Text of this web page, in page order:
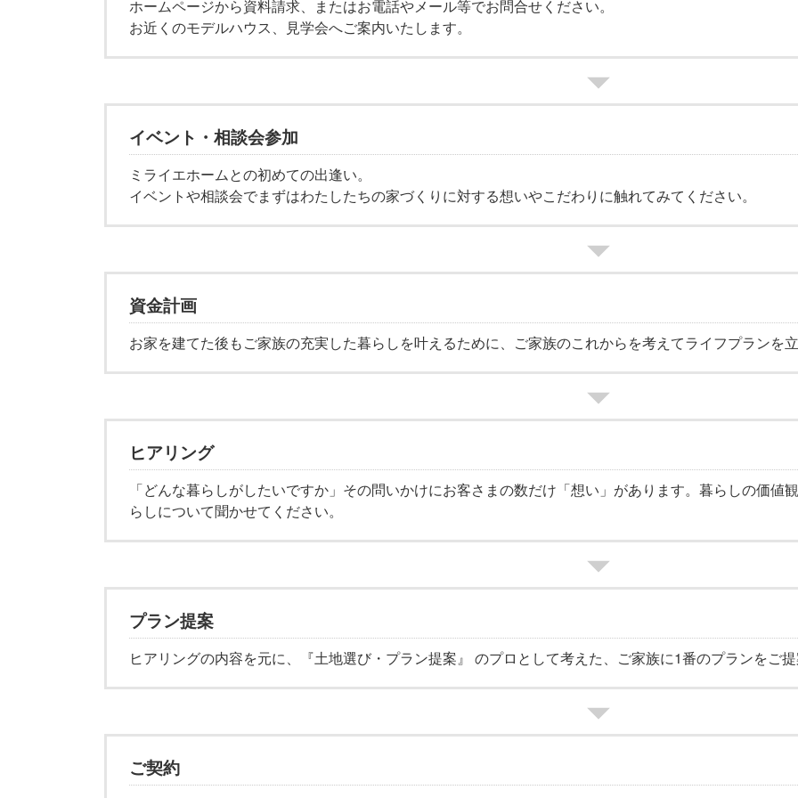
ホームページから資料請求、またはお電話やメール等でお問合せください。
お近くのモデルハウス、見学会へご案内いたします。
イベント・相談会参加
ミライエホームとの初めての出逢い。
イベントや相談会でまずはわたしたちの家づくりに対する想いやこだわりに触れてみてください。
資金計画
お家を建てた後もご家族の充実した暮らしを叶えるために、ご家族のこれからを考えてライフプランを立
ヒアリング
「どんな暮らしがしたいですか」その問いかけにお客さまの数だけ「想い」があります。暮らしの価値
らしについて聞かせてください。
プラン提案
ヒアリングの内容を元に、『土地選び・プラン提案』 のプロとして考えた、ご家族に1番のプランをご提
ご契約